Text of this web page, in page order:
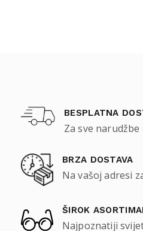
BESPLATNA
Za sve narudžbe
BRZA DOSTAVA
Na vašoj adresi
ŠIROK
Najpoznatiji